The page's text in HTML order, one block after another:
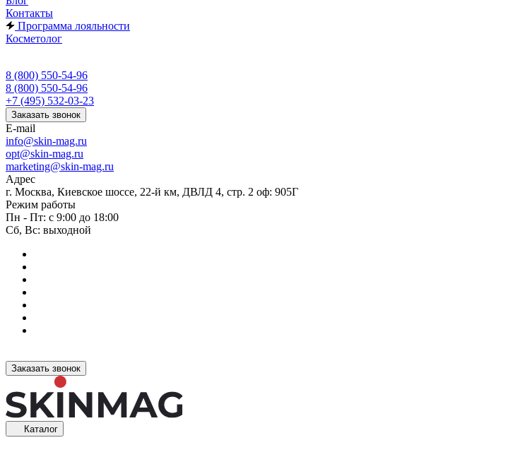
Контакты
Программа лояльности
Косметолог
8 (800) 550-54-96
8 (800) 550-54-96
+7 (495) 532-03-23
Заказать звонок
E-mail
info@skin-mag.ru
opt@skin-mag.ru
marketing@skin-mag.ru
Адрес
г. Москва, Киевское шоссе, 22-й км, ДВЛД 4, стр. 2 оф: 905Г
Режим работы
Пн - Пт: с 9:00 до 18:00
Сб, Вс: выходной
Заказать звонок
Каталог